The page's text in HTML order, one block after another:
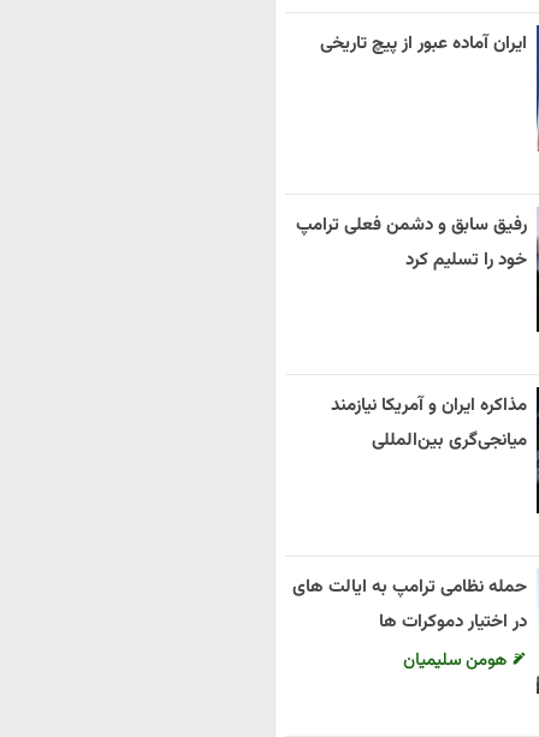
ایران آماده عبور از پیچ تاریخی
رفیق سابق و دشمن فعلی ترامپ
خود را تسلیم کرد
مذاکره ایران و آمریکا نیازمند
میانجی‌گری بین‌المللی
حمله نظامی ترامپ به ایالت های
در اختیار دموکرات ها
هومن سلیمیان